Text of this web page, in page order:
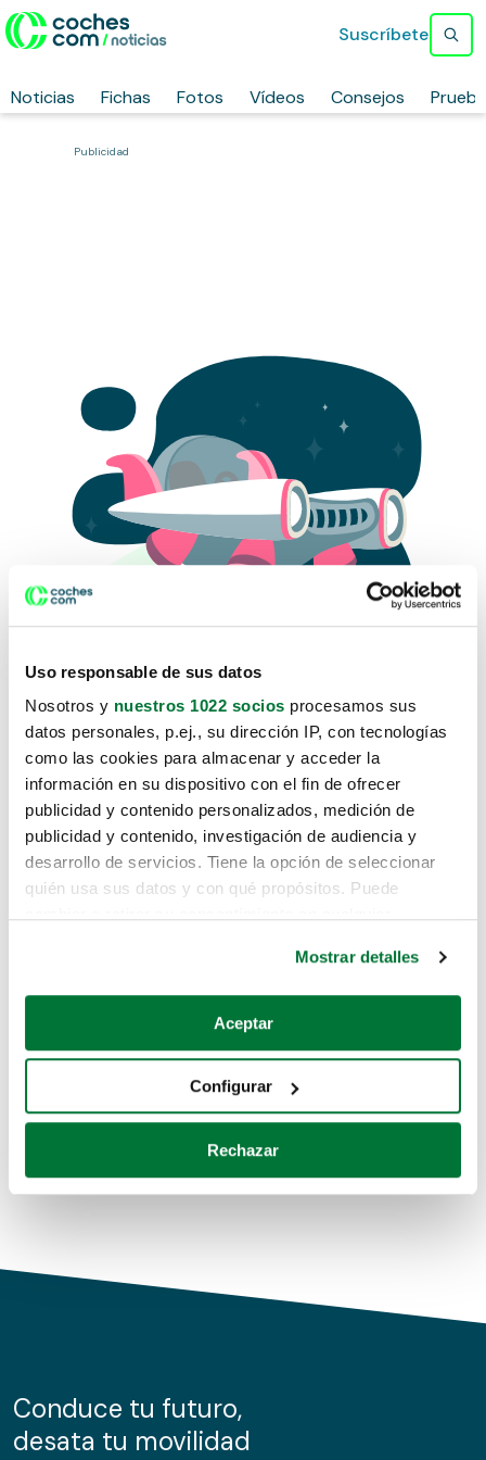
Uso responsable de sus datos
Nosotros y nuestros 1022 socios procesamos sus
datos personales, p.ej., su dirección IP, con tecnologías
como las cookies para almacenar y acceder la
información en su dispositivo con el fin de ofrecer
publicidad y contenido personalizados, medición de
publicidad y contenido, investigación de audiencia y
desarrollo de servicios. Tiene la opción de seleccionar
quién usa sus datos y con qué propósitos. Puede
Si lo permite, también quisiéramos:
Recopilar información sobre su ubicación geográfica
Identificar su dispositivo analizándolo activamente
para buscar características específicas (huellas
Obtenga más información sobre cómo se procesan sus
de cookies.
información sobre el uso que haga del sitio web con
nuestros partners de redes sociales, publicidad y análisis
Mostrar detalles
Aceptar
Configurar
Rechazar
Noticias Fichas Fotos Vídeos Consejos
Suscríbete
Publicidad
Lo sentimos, no sabemos como
te hemos traido hasta aquí.
Pero puedes encontrar el coche que estás
buscando en alguno de estos enlaces:
Coches de segunda mano
Coches de km0
Conduce tu futuro,
desata tu movilidad